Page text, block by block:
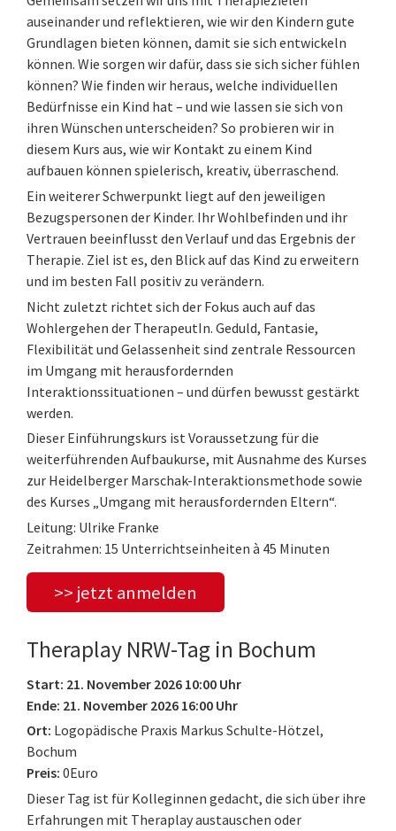
auseinander und reflektieren, wie wir den Kindern gute
Grundlagen bieten können, damit sie sich entwickeln
können. Wie sorgen wir dafür, dass sie sich sicher fühlen
können? Wie finden wir heraus, welche individuellen
Bedürfnisse ein Kind hat – und wie lassen sie sich von
ihren Wünschen unterscheiden? So probieren wir in
diesem Kurs aus, wie wir Kontakt zu einem Kind
aufbauen können spielerisch, kreativ, überraschend.
Ein weiterer Schwerpunkt liegt auf den jeweiligen
Bezugspersonen der Kinder. Ihr Wohlbefinden und ihr
Vertrauen beeinflusst den Verlauf und das Ergebnis der
Therapie. Ziel ist es, den Blick auf das Kind zu erweitern
und im besten Fall positiv zu verändern.
Nicht zuletzt richtet sich der Fokus auch auf das
Wohlergehen der TherapeutIn. Geduld, Fantasie,
Flexibilität und Gelassenheit sind zentrale Ressourcen
im Umgang mit herausfordernden
Interaktionssituationen – und dürfen bewusst gestärkt
werden.
Dieser Einführungskurs ist Voraussetzung für die
weiterführenden Aufbaukurse, mit Ausnahme des Kurses
zur Heidelberger Marschak-Interaktionsmethode sowie
des Kurses „Umgang mit herausfordernden Eltern“.
Leitung: Ulrike Franke
Zeitrahmen: 15 Unterrichtseinheiten à 45 Minuten
>> jetzt anmelden
Theraplay NRW-Tag in Bochum
Start: 21. November 2026 10:00 Uhr
Ende: 21. November 2026 16:00 Uhr
Ort: Logopädische Praxis Markus Schulte-Hötzel,
Bochum
Preis: 0Euro
Dieser Tag ist für Kolleginnen gedacht, die sich über ihre
Erfahrungen mit Theraplay austauschen oder